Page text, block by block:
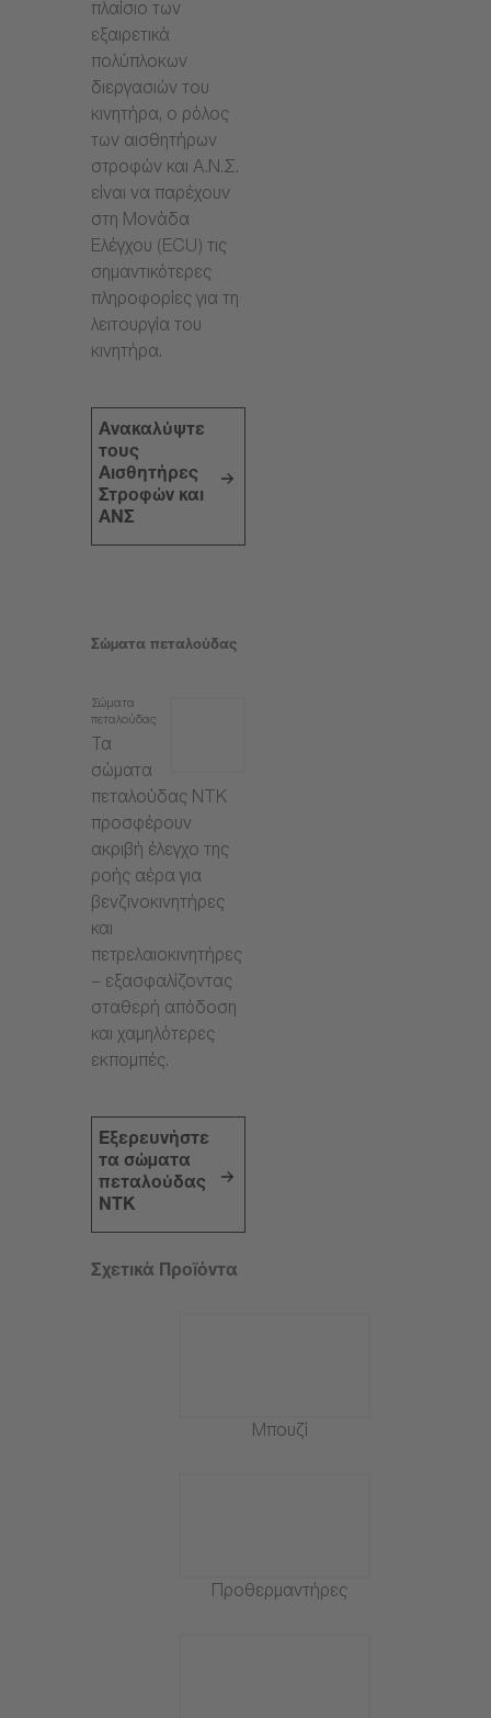
πλαίσιο των
εξαιρετικά
πολύπλοκων
διεργασιών του
κινητήρα, ο ρόλος
των αισθητήρων
στροφών και Α.Ν.Σ.
είναι να παρέχουν
στη Μονάδα
Ελέγχου (ECU) τις
σημαντικότερες
πληροφορίες για τη
λειτουργία του
κινητήρα.
Ανακαλύψτε
τους
Αισθητήρες
Στροφών και
ΑΝΣ
Σώματα πεταλούδας
Σώματα
πεταλούδας
Τα
σώματα
πεταλούδας NTK
προσφέρουν
ακριβή έλεγχο της
ροής αέρα για
βενζινοκινητήρες
και
πετρελαιοκινητήρες
– εξασφαλίζοντας
σταθερή απόδοση
και χαμηλότερες
εκπομπές.
Εξερευνήστε
τα σώματα
πεταλούδας
NTK
Σχετικά Προϊόντα
Μπουζί
Προθερμαντήρες